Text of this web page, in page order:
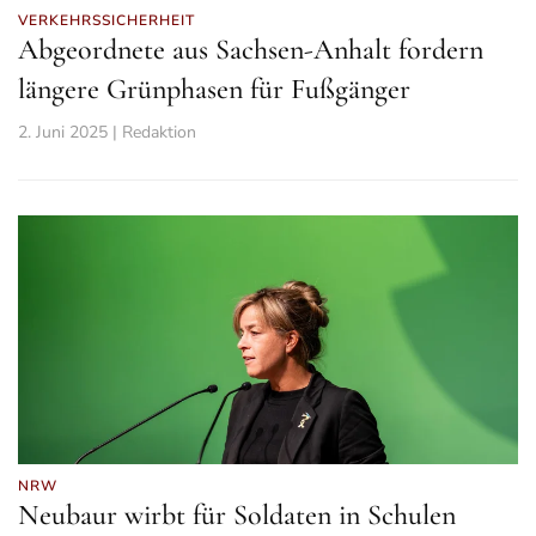
VERKEHRSSICHERHEIT
Abgeordnete aus Sachsen-Anhalt fordern
längere Grünphasen für Fußgänger
2. Juni 2025 | Redaktion
NRW
Neubaur wirbt für Soldaten in Schulen